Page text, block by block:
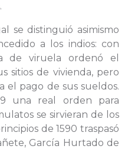
se distinguió asimismo
a los indios: con
de viruela ordenó el
sitios de vivienda, pero
el pago de sus sueldos.
una real orden para
se sirvieran de los
de 1590 traspasó
García Hurtado de